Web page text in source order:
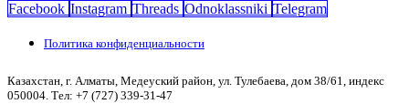
Facebook Instagram Threads Odnoklassniki Telegram
Политика конфиденциальности
Казахстан, г. Алматы, Медеуский район, ул. Тулебаева, дом 38/61, индекс
050004. Тел: +7 (727) 339-31-47